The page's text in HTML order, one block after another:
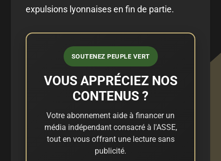
expulsions lyonnaises en fin de partie.
SOUTENEZ PEUPLE VERT
VOUS APPRÉCIEZ NOS
CONTENUS ?
Votre abonnement aide à financer un
média indépendant consacré à l'ASSE,
tout en vous offrant une lecture sans
publicité.